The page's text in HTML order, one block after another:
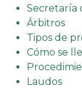
Secretaría
Árbitros
Tipos de
Cómo se
Laudos